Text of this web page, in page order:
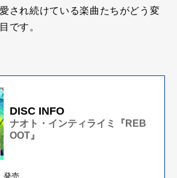
され続けている楽曲たちがどう変
です。
DISC INFO
ナオト・インティライミ『REB
OOT』
発売